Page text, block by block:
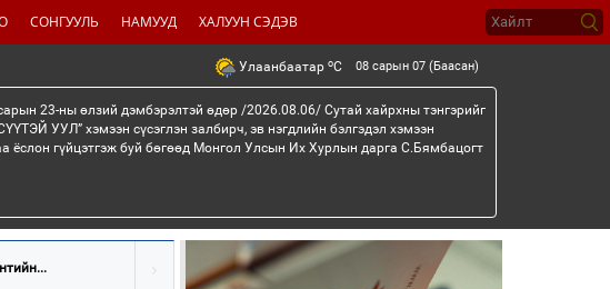
СОНГУУЛЬ НАМУУД ХАЛУУН СЭДЭВ
Улаанбаатар oC 08 сарын 07 (Баасан)
23-ны өлзий дэмбэрэлтэй өдөр /2026.08.06/ Сутай хайрхны тэнгэрийг
УУЛ” хэмээн сүсэглэн залбирч, эв нэгдлийн бэлгэдэл хэмээн
ёслон гүйцэтгэж буй бөгөөд Монгол Улсын Их Хурлын дарга С.Бямбацогт